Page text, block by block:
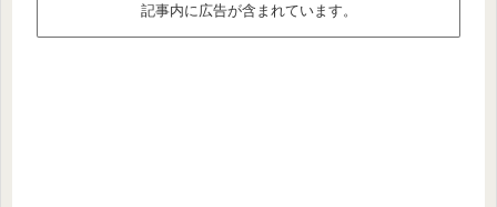
記事内に広告が含まれています。